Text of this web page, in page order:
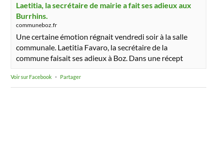
Laetitia, la secrétaire de mairie a fait ses adieux aux
Burrhins.
communeboz.fr
Une certaine émotion régnait vendredi soir à la salle
communale. Laetitia Favaro, la secrétaire de la
commune faisait ses adieux à Boz. Dans une récept
Voir sur Facebook · Partager